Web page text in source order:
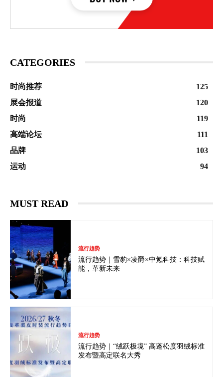
CATEGORIES
时尚推荐
125
展会报道
120
时尚
119
高端论坛
111
品牌
103
运动
94
MUST READ
流行趋势
流行趋势｜雪豹×凌爵×中氪科技：科技赋
能，革新未来
流行趋势
流行趋势｜“绒跃极境” 高蓬松度羽绒标准
发布暨高定联名大秀